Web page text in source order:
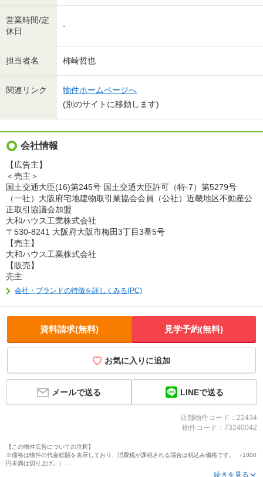
営業時間/定
休日
-
担当者名 柿崎哲也
関連リンク
物件ホームページへ
(別のサイトに移動します)
会社情報
【広告主】
＜売主＞
国土交通大臣(16)第245号 国土交通大臣許可（特-7）第5279号
（一社）大阪府宅地建物取引業協会会員（公社）近畿地区不動産公
正取引協議会加盟
大和ハウス工業株式会社
〒530-8241 大阪府大阪市梅田3丁目3番5号
【売主】
大和ハウス工業株式会社
【販売】
売主
会社・ブランドの特徴を詳しくみる(PC)
資料請求(無料) 見学予約(無料)
お気に入りに追加
メールで送る LINEで送る
店舗物件コード：22434
物件コード：73240042
【この物件広告についての注釈】
※価格は物件の代金総額を表示しており、消費税が課税される場合は税込み価格です。 （1000
円未満は切り上げ。）
※写真に写っている、またはパース（絵）や間取り図に描かれている家具や車などは、特にコ